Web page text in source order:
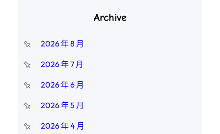
Archive
2026 年 8 月
2026 年 7 月
2026 年 6 月
2026 年 5 月
2026 年 4 月